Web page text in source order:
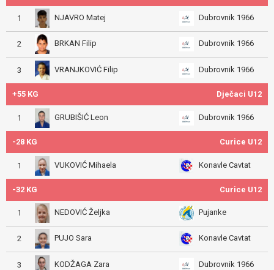
1 NJAVRO Matej Dubrovnik 1966
2 BRKAN Filip Dubrovnik 1966
3 VRANJKOVIĆ Filip Dubrovnik 1966
+55 KG Dječaci U12
1 GRUBIŠIĆ Leon Dubrovnik 1966
-28 KG Curice U12
1 VUKOVIĆ Mihaela Konavle Cavtat
-32 KG Curice U12
1 NEDOVIĆ Željka Pujanke
2 PUJO Sara Konavle Cavtat
3 KODŽAGA Zara Dubrovnik 1966